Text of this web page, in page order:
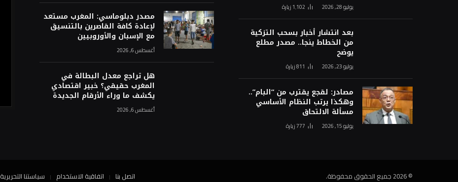
يوليو 28, 2026 1٬102 زيارة
بعد انتشار أخبار بسحب التزكية
من الخطاط ينجا.. مصدر مطلع
يوضح
يوليو 23, 2026 811زيارة
مصادر: لقجع يقترب من “البام”..
وهكذا يرتب النظام الأساسي
مسألة الالتحاق
يوليو 15, 2026 777زيارة
مصدر دبلوماسي: المغرب مستعد
لإعادة كافة القاصرين بالتنسيق
مع الإسبان والأوروبيين
أغسطس 6, 2026
هل تراجع معدل البطالة في
المغرب حقيقي؟ خبير اقتصادي
يكشف ما وراء الأرقام الجديدة
أغسطس 6, 2026
© 2026 جميع الحقوق محفوظة. اتصل بنا اتفاقية الاستخدام سياستنا التحريرية